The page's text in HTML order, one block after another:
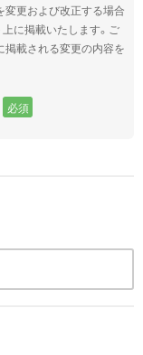
更および改正する場合
に掲載いたします。ご
載される変更の内容を
必須